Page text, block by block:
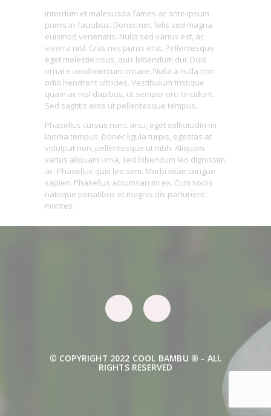
Interdum et malesuada fames ac ante ipsum
primis in faucibus. Donec nec felis sed magna
euismod venenatis. Nulla sed varius est, ac
viverra nisl. Cras nec purus erat. Pellentesque
eget molestie risus, quis bibendum dui. Duis
ornare condimentum ornare. Nulla a nulla non
odio hendrerit ultricies. Vestibulum tristique
quam ac nisl dapibus, ut semper orci tincidunt.
Sed sagittis eros ut pellentesque tempus.
Phasellus cursus nunc arcu, eget sollicitudin mi
lacinia tempus. Donec ligula turpis, egestas at
volutpat non, pellentesque ut nibh. Aliquam
varius aliquam urna, sed bibendum leo dignissim
ac. Phasellus quis leo sem. Morbi vitae congue
sapien. Phasellus accumsan mi ex. Cum sociis
natoque penatibus et magnis dis parturient
montes.
© COPYRIGHT 2022 COOL BAMBU ® - ALL
RIGHTS RESERVED